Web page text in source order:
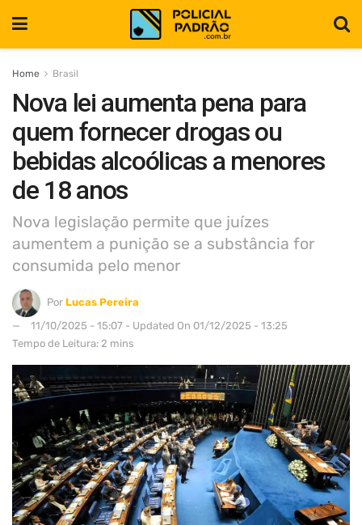
Home Brasil
Nova lei aumenta pena para
quem fornecer drogas ou
bebidas alcoólicas a menores
de 18 anos
Nova legislação permite que juízes
aumentem a punição se a substância for
consumida pelo menor
Por Lucas Pereira
11/10/2025 - 15:07 - Updated On 01/12/2025 - 13:25
Tempo de Leitura: 2 mins